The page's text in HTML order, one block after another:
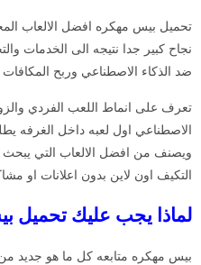
تحميل بيس مهكره افضل الالعاب
نجاح كبير جدا نتيجه الى الخدمات
ضد الذكاء الاصطناعي وربح المكافات
تعرف على انماط اللعب الفردي
الاصطناعي اول لعبه داخل الغرفه
ويصنف من افضل الالعاب التي يبحث
التكيف اون لاين بدون اعلانات او
لماذا يجب عليك تحميل بيس
بيس مهكره متابعه كل ما هو جديد من